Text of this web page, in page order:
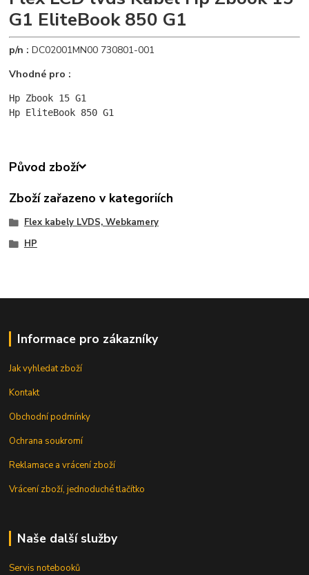
G1 EliteBook 850 G1
p/n : DC02001MN00 730801-001
Vhodné pro :
Hp Zbook 15 G1
Hp EliteBook 850 G1
Původ zboží
Zboží zařazeno v kategoriích
Flex kabely LVDS, Webkamery
HP
Informace pro zákazníky
Jak vyhledat zboží
Kontakt
Obchodní podmínky
Ochrana soukromí
Reklamace a vrácení zboží
Vrácení zboží, jednoduché tlačítko
Naše další služby
Servis notebooků